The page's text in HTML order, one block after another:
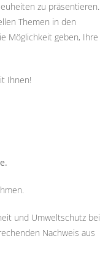
zu präsentieren.
Themen in den
Möglichkeit geben, Ihre
Ihnen!
und Umweltschutz bei
Nachweis aus